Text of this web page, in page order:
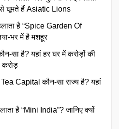
घूमते हैं Asiatic Lions
है “Spice Garden Of
भर में है मशहूर
सा है? यहां हर घर में करोड़ों की
करोड़
Capital कौन-सा राज्य है? यहां
है “Mini India”? जानिए क्यों